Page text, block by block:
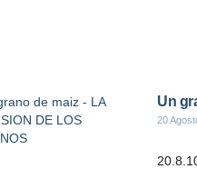
Un
20